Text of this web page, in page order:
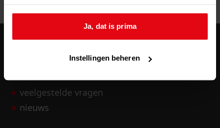
Ja, dat is prima
Instellingen beheren
veelgestelde vragen
nieuws